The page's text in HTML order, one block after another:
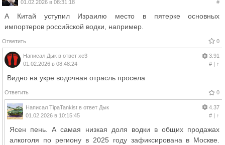
01.02.2026 в 08:31:18
#
А Китай уступил Израилю место в пятерке основных
импортеров российской водки, например.
Ответить 0
Написал Дык в ответ xe3
01.02.2026 в 08:48:24
3.91
#| ↑
Видно на укре водочная отрасль просела
Ответить 0
Написал TipaTankist в ответ Дык
01.02.2026 в 10:15:45
4.37
#| ↑
Ясен пень. А самая низкая доля водки в общих продажах
алкоголя по региону в 2025 году зафиксирована в Москве.